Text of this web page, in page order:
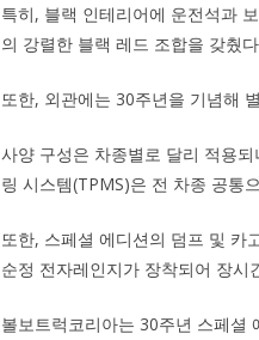
특히, 블랙 인테리어에 운전석과
의 강렬한 블랙 레드 조합을 갖췄
또한, 외관에는 30주년을 기념해
사양 구성은 차종별로 달리 적용
링 시스템(TPMS)은 전 차종 공통
또한, 스페셜 에디션의 덤프 및 카
순정 전자레인지가 장착되어 장시
볼보트럭코리아는 30주년 스페셜